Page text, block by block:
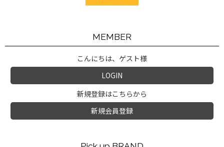
MEMBER
こんにちは、ゲスト様
LOGIN
新規登録はこちらから
新規会員登録